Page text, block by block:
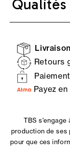
Retours
Payez
TBS s'engage
production de ses
pour que ces